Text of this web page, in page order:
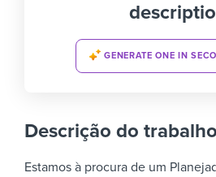
GENERATE ONE IN
Descrição do trabalho
Estamos à procura de um